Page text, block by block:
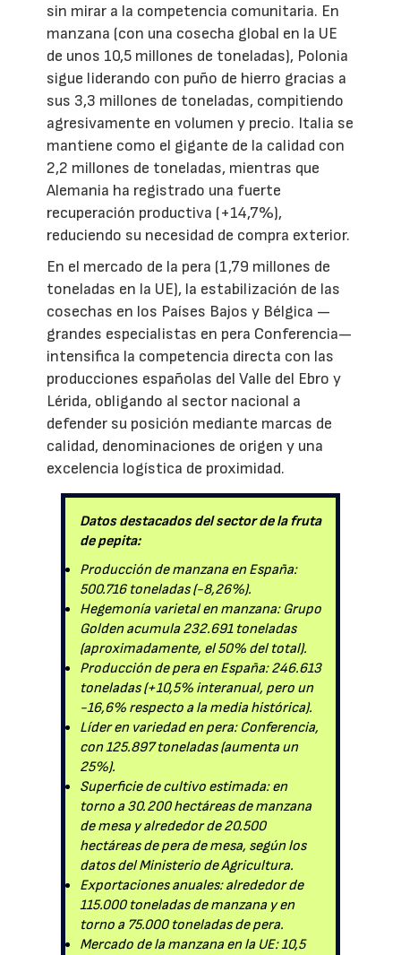
sin mirar a la competencia comunitaria. En
manzana (con una cosecha global en la UE
de unos 10,5 millones de toneladas), Polonia
sigue liderando con puño de hierro gracias a
sus 3,3 millones de toneladas, compitiendo
agresivamente en volumen y precio. Italia se
mantiene como el gigante de la calidad con
2,2 millones de toneladas, mientras que
Alemania ha registrado una fuerte
recuperación productiva (+14,7%),
reduciendo su necesidad de compra exterior.
En el mercado de la pera (1,79 millones de
toneladas en la UE), la estabilización de las
cosechas en los Países Bajos y Bélgica —
grandes especialistas en pera Conferencia—
intensifica la competencia directa con las
producciones españolas del Valle del Ebro y
Lérida, obligando al sector nacional a
defender su posición mediante marcas de
calidad, denominaciones de origen y una
excelencia logística de proximidad.
Datos destacados del sector de la fruta
de pepita:
Producción de manzana en España:
500.716 toneladas (-8,26%).
Hegemonía varietal en manzana: Grupo
Golden acumula 232.691 toneladas
(aproximadamente, el 50% del total).
Producción de pera en España: 246.613
toneladas (+10,5% interanual, pero un
-16,6% respecto a la media histórica).
Líder en variedad en pera: Conferencia,
con 125.897 toneladas (aumenta un
25%).
Superficie de cultivo estimada: en
torno a 30.200 hectáreas de manzana
de mesa y alrededor de 20.500
hectáreas de pera de mesa, según los
datos del Ministerio de Agricultura.
Exportaciones anuales: alrededor de
115.000 toneladas de manzana y en
torno a 75.000 toneladas de pera.
Mercado de la manzana en la UE: 10,5